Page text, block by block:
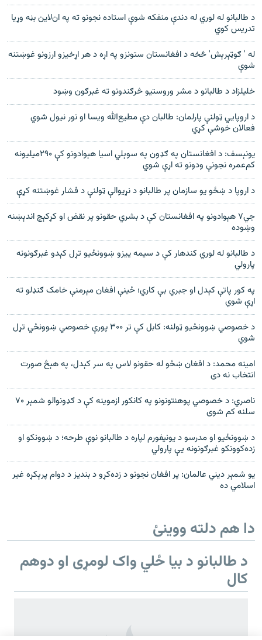
د طالبانو له لوري له دندې منفکه شوې استاده نجونو ته په ان‌لاين بڼه وړيا
تدريس کوي
له ' ګوټېرېش' څخه د افغانستان ستونزو په اړه د هر اړخيزو ارزونو غوښتنه
شوې
خلیلزاد د طالبانو د مشر وروستیو څرګندونو ته غبرګون وښود
د اروپايي ټولنې پارلمان: طالبان دې مطيع‌الله ويسا او نور نيول شوي
فعالان خوشې کړي
يونېسف: د افغانستان په ګډون په سوېلي اسيا هېوادونو کې ۲۹۰ميليونه
کم‌عمره نجونې ودونو ته اړې شوي
د اروپا د ښځو يو سازمان پر طالبانو د نړيوالې ټولنې د فشار غوښتنه کړې
جي۷ هېوادونو په افغانستان کې د بشري حقونو پر نقض او کړکېچ اندېښنه
وښوده
د طالبانو له لوري کندهار کې د سیمه ییزو ښوونځیو تړل کېدو غبرګونونه
پارولي
په کور پاتې کېدل او جبري بې کاري؛ ځینې افغان مېرمنې خامک ګنډلو ته
اړې شوي
د خصوصي ښوونځيو ټولنه: کابل کې تر ۳۰۰ پورې خصوصي ښوونځي تړل
شوي
امینه محمد: د افغان ښځو له حقونو لاس په سر کېدل، په هېڅ صورت
انتخاب نه دی
ناصري: د خصوصي پوهنتونونو په کانکور ازموینه کې د ګډونوالو شمېر ۷۰
سلنه کم شوی
د ښوونځيو او مدرسو د يونيفورم لپاره د طالبانو نوې طرحه؛ د ښوونکو او
زده‌کوونکو غبرګونونه يې پارولي
يو شمېر ديني عالمان: پر افغان نجونو د زده‌کړو د بنديز د دوام پرېکړه غير
اسلامي ده
دا هم دلته ووینئ
د طالبانو د بیا ځلي واک لومړی او دوهم
کال